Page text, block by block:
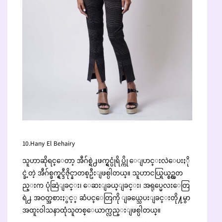
10.Hany El Behairy
သူဟာဆိုရင္ေတာ့ အီဂ်စ္ရဲ႕ဖက္ရွင္ပုံရိပ္ကို ေျပာင္းလဲေပးႏို
င္ခဲ့တဲ့ အီဂ်စ္ဖက္ရွင္ဒီဇိုင္နာတစ္ဦးျဖစ္ပါတယ္။ သူဟာငယ္ရြယ္စဥ္ကတ
ည္းက ပုံဆြဲျခင္း၊ ေဆးျခယ္ျခင္း၊ အရုပ္မေလးေတြ
ရဲ႕ အဝတ္အစားႏွင့္ ဆံပင္ေတြကို ျခယ္သေပးျခင္းတို႔မွာ
အထူးဝါသနာထုံသူတစ္ေယာက္လည္းျဖစ္ပါတယ္။